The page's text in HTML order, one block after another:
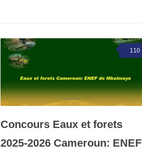
110
Concours Eaux et forets
2025-2026 Cameroun: ENEF